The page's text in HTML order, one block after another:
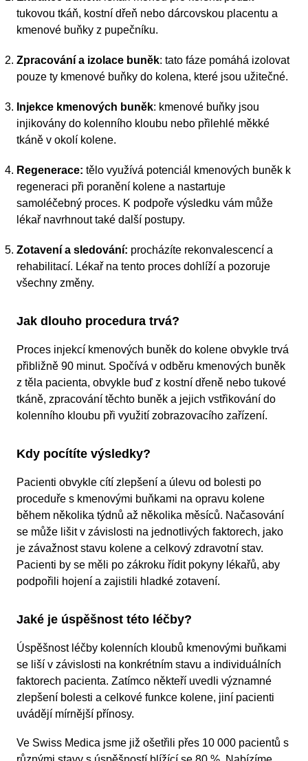
tukovou tkáň, kostní dřeň nebo dárcovskou placentu a
kmenové buňky z pupečníku.
Zpracování a izolace buněk: tato fáze pomáhá izolovat
pouze ty kmenové buňky do kolena, které jsou užitečné.
Injekce kmenových buněk: kmenové buňky jsou
injikovány do kolenního kloubu nebo přilehlé měkké
tkáně v okolí kolene.
Regenerace: tělo využívá potenciál kmenových buněk k
regeneraci při poranění kolene a nastartuje
samoléčebný proces. K podpoře výsledku vám může
lékař navrhnout také další postupy.
Zotavení a sledování: procházíte rekonvalescencí a
rehabilitací. Lékař na tento proces dohlíží a pozoruje
všechny změny.
Jak dlouho procedura trvá?
Proces injekcí kmenových buněk do kolene obvykle trvá
přibližně 90 minut. Spočívá v odběru kmenových buněk
z těla pacienta, obvykle buď z kostní dřeně nebo tukové
tkáně, zpracování těchto buněk a jejich vstřikování do
kolenního kloubu při využití zobrazovacího zařízení.
Kdy pocítíte výsledky?
Pacienti obvykle cítí zlepšení a úlevu od bolesti po
proceduře s kmenovými buňkami na opravu kolene
během několika týdnů až několika měsíců. Načasování
se může lišit v závislosti na jednotlivých faktorech, jako
je závažnost stavu kolene a celkový zdravotní stav.
Pacienti by se měli po zákroku řídit pokyny lékařů, aby
podpořili hojení a zajistili hladké zotavení.
Jaké je úspěšnost této léčby?
Úspěšnost léčby kolenních kloubů kmenovými buňkami
se liší v závislosti na konkrétním stavu a individuálních
faktorech pacienta. Zatímco někteří uvedli významné
zlepšení bolesti a celkové funkce kolene, jiní pacienti
uvádějí mírnější přínosy.
Ve Swiss Medica jsme již ošetřili přes 10 000 pacientů s